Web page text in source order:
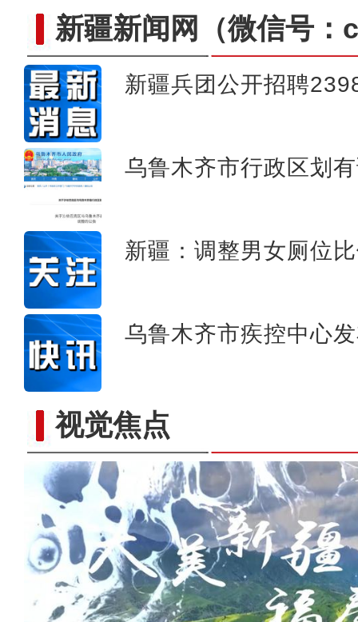
新疆新闻网 （微信号
新疆兵团公开招聘
乌鲁木齐市行政区划
新疆：调整男女厕位
乌鲁木齐市疾控中心
视觉焦点新疆龟兹小巷：昔日“泥巴